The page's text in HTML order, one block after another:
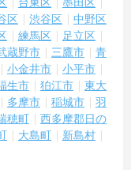
区 渋谷区
中野区
練馬区
足立区
蔵野市 三鷹市
青
小金井市
小平市
生市 狛江市
東大
多摩市 稲城市
羽
穂町
西多摩郡日の
大島町
新島村